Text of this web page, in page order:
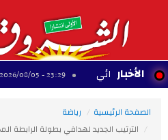
الأخبار 23:29 - 2026/08/05
الصفحة الرئيسية
رياضة
الترتيب الجديد لهدافي بطولة الرابطة